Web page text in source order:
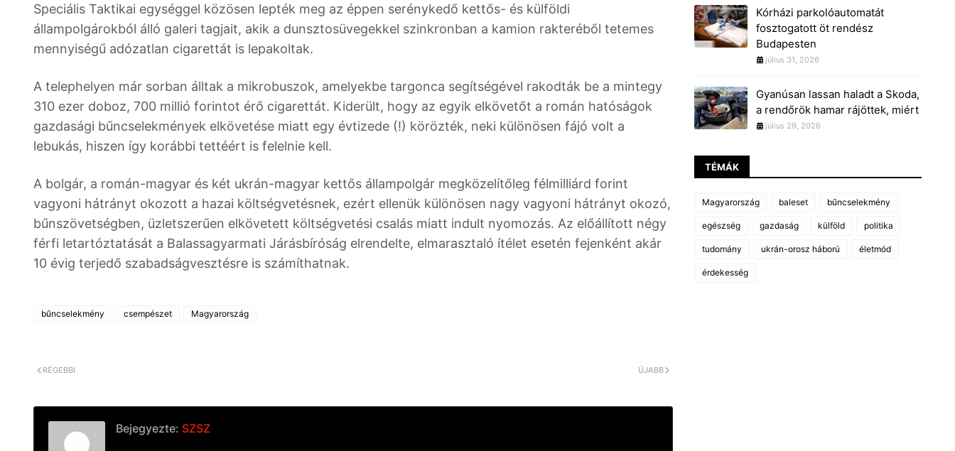
Speciális Taktikai egységgel közösen lepték meg az éppen serénykedő kettős- és külföldi
állampolgárokból álló galeri tagjait, akik a dunsztosüvegekkel szinkronban a kamion rakteréből tetemes
mennyiségű adózatlan cigarettát is lepakoltak.
A telephelyen már sorban álltak a mikrobuszok, amelyekbe targonca segítségével rakodták be a mintegy
310 ezer doboz, 700 millió forintot érő cigarettát. Kiderült, hogy az egyik elkövetőt a román hatóságok
gazdasági bűncselekmények elkövetése miatt egy évtizede (!) körözték, neki különösen fájó volt a
lebukás, hiszen így korábbi tettéért is felelnie kell.
A bolgár, a román-magyar és két ukrán-magyar kettős állampolgár megközelítőleg félmilliárd forint
vagyoni hátrányt okozott a hazai költségvetésnek, ezért ellenük különösen nagy vagyoni hátrányt okozó,
bűnszövetségben, üzletszerűen elkövetett költségvetési csalás miatt indult nyomozás. Az előállított négy
férfi letartóztatását a Balassagyarmati Járásbíróság elrendelte, elmarasztaló ítélet esetén fejenként akár
10 évig terjedő szabadságvesztésre is számíthatnak.
bűncselekmény csempészet Magyarország
ÚJABB
RÉGEBBI
Bejegyezte: SZSZ
Kórházi parkolóautomatát
fosztogatott öt rendész
Budapesten
július 31, 2026
Gyanúsan lassan haladt a Skoda,
a rendőrök hamar rájöttek, miért
július 29, 2026
TÉMÁK
Magyarország baleset bűncselekmény
egészség gazdaság külföld politika
tudomány ukrán-orosz háború életmód
érdekesség